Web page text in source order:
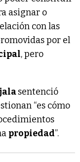
asignar o
con las
por el
, pero
sentenció
“es cómo
propiedad”.